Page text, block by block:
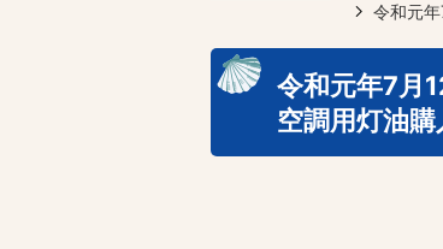
令和元
令和元年7月
空調用灯油